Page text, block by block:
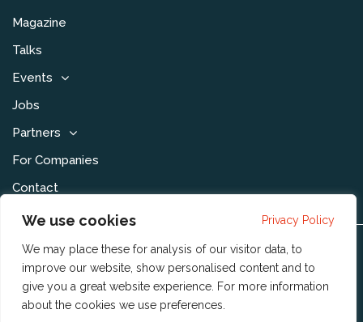
We use cookies Privacy Policy
We may place these for analysis of our visitor data, to
improve our website, show personalised content and to
give you a great website experience. For more information
about the cookies we use preferences
Magazine
Talks
Events
Jobs
Partners
For Companies
Contact
Disclaimer & Voorwaarden
Privacy Statement
Community Policy